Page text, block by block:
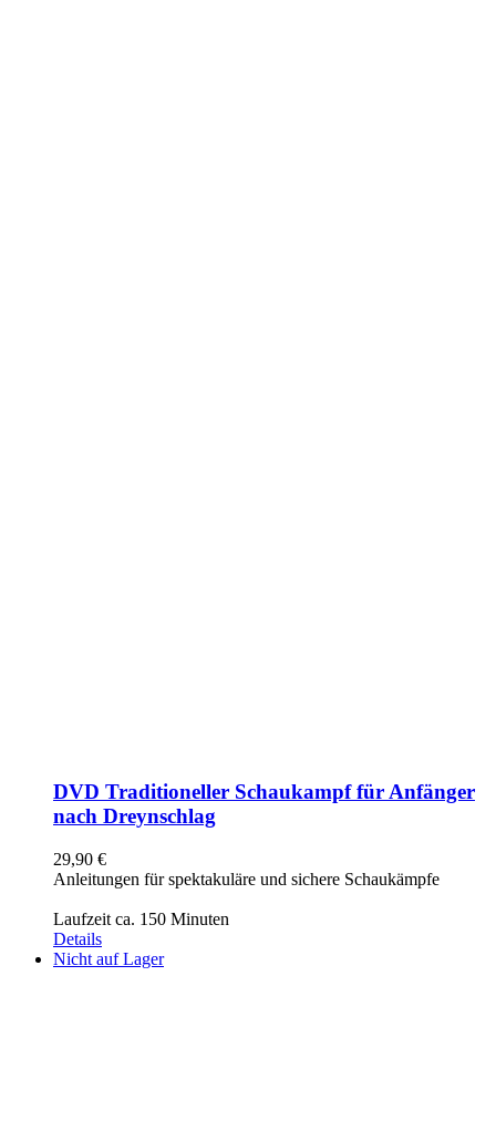
DVD Traditioneller Schaukampf für Anfänger
nach Dreynschlag
29,90 €
Anleitungen für spektakuläre und sichere Schaukämpfe
Laufzeit ca. 150 Minuten
Details
Nicht auf Lager